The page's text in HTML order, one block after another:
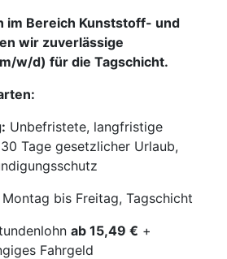
im Bereich Kunststoff- und
wir zuverlässige
w/d) für die Tagschicht.
Unbefristete, langfristige
Tage gesetzlicher Urlaub,
Montag bis Freitag, Tagschicht
ab 15,49 € +
Fahrgeld